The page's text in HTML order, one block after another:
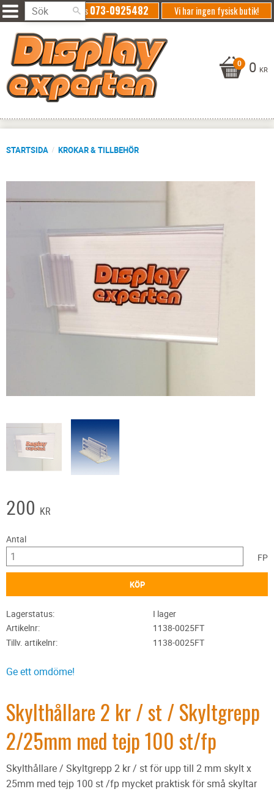
Vi har ingen fysisk butik!
Ring oss073-0925482
0 KR
STARTSIDA KROKAR & TILLBEHÖR
200 KR
Antal
FP
KÖP
Lagerstatus
I lager
Artikelnr
1138-0025FT
Tillv. artikelnr
1138-0025FT
Ge ett omdöme!
Skylthållare 2 kr / st / Skyltgrepp
2/25mm med tejp 100 st/fp
Skylthållare / Skyltgrepp 2 kr / st för upp till 2 mm skylt x
25mm med tejp 100 st /fp mycket praktisk för små skyltar